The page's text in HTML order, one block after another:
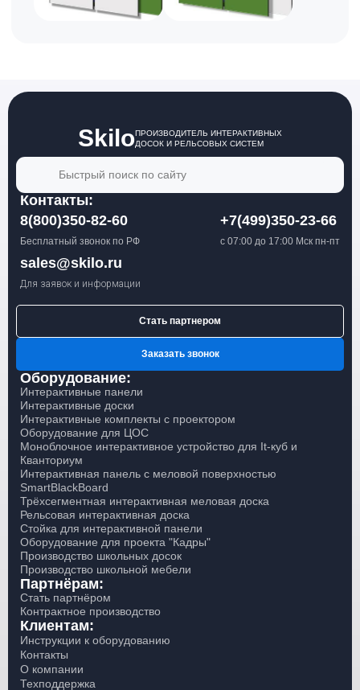
SkiloПРОИЗВОДИТЕЛЬ ИНТЕРАКТИВНЫХ
ДОСОК И РЕЛЬСОВЫХ СИСТЕМ
Быстрый поиск по сайту
Контакты:
8(800)350-82-60
Бесплатный звонок по РФ
+7(499)350-23-66
с 07:00 до 17:00 Мск пн-пт
sales@skilo.ru
Для заявок и информации
Стать партнером
Заказать звонок
Оборудование:
Интерактивные панели
Интерактивные доски
Интерактивные комплекты с проектором
Оборудование для ЦОС
Моноблочное интерактивное устройство для It-куб и
Кванториум
Интерактивная панель с меловой поверхностью
SmartBlackBoard
Трёхсегментная интерактивная меловая доска
Рельсовая интерактивная доска
Стойка для интерактивной панели
Оборудование для проекта "Кадры"
Производство школьных досок
Производство школьной мебели
Партнёрам:
Стать партнёром
Контрактное производство
Клиентам:
Инструкции к оборудованию
Контакты
О компании
Техподдержка